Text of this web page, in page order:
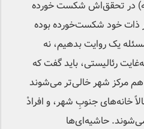
در تحقق‌اش شکست خورده
در ذات خود شکست‌خورده بوده
یک روایت بدهیم، نه
رئالیستی، باید گفت که
مرکز شهر خالی‌تر می‌شوند
خانه‌های جنوبِ شهر، و افرادْ
می‌شوند. حاشیه‌ای‌ها